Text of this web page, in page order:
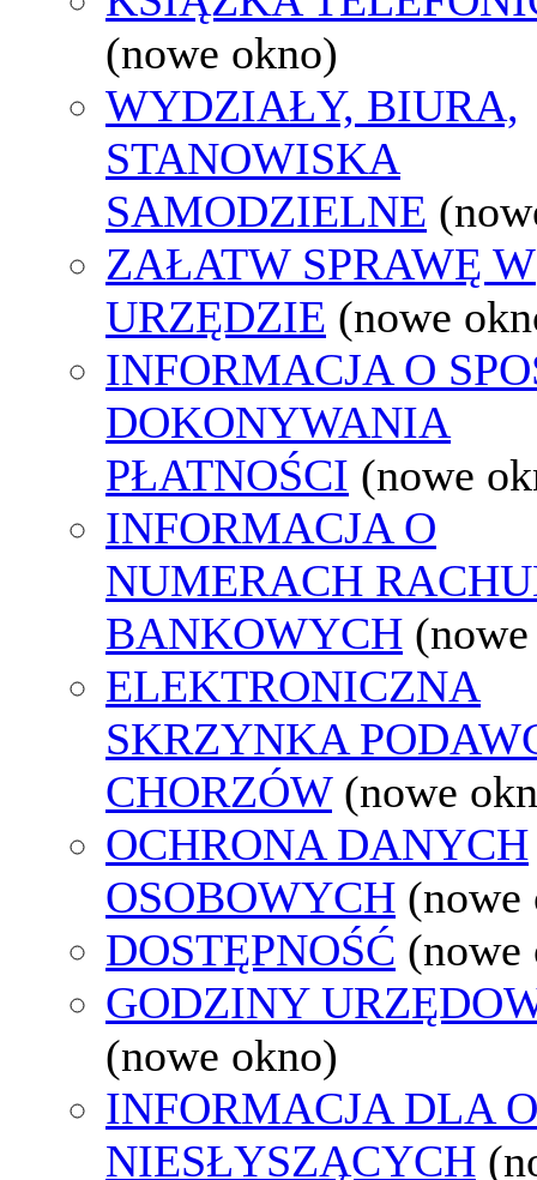
(nowe okno)
WYDZIAŁY, BIURA,
STANOWISKA
SAMODZIELNE
ZAŁATW SPRAWĘ W
URZĘDZIE (nowe
INFORMACJA O
DOKONYWANIA
PŁATNOŚCI (nowe
INFORMACJA O
NUMERACH
BANKOWYCH
ELEKTRONICZNA
SKRZYNKA
CHORZÓW (nowe
OCHRONA DANYCH
OSOBOWYCH (nowe
DOSTĘPNOŚĆ (nowe
GODZINY
(nowe okno)
INFORMACJA DLA
NIESŁYSZĄCYCH